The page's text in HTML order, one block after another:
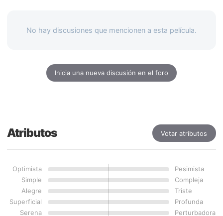
No hay discusiones que mencionen a esta película.
Inicia una nueva discusión en el foro
Atributos Votar atributos
Optimista
Pesimista
Simple
Compleja
Alegre
Triste
Superficial
Profunda
Serena
Perturbadora